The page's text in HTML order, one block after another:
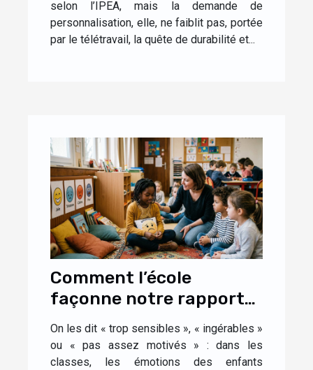
selon l’IPEA, mais la demande de
personnalisation, elle, ne faiblit pas, portée
par le télétravail, la quête de durabilité et...
Comment l’école
façonne notre rapport
aux émotions dès
l’enfance
On les dit « trop sensibles », « ingérables »
ou « pas assez motivés » : dans les
classes, les émotions des enfants